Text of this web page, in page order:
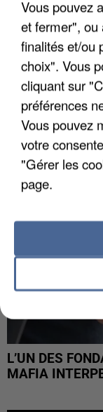
APRÈS
DE FAUNE
L’UN DES
MAFIA
Vous pouvez
et fermer", ou
finalités et/ou
choix". Vous
cliquant sur
préférences
Vous pouvez
votre
"Gérer les
page.